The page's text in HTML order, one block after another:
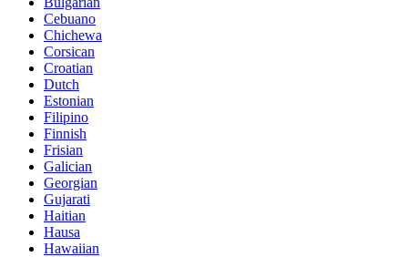
Cebuano
Chichewa
Corsican
Croatian
Dutch
Estonian
Filipino
Finnish
Frisian
Galician
Georgian
Gujarati
Haitian
Hausa
Hawaiian